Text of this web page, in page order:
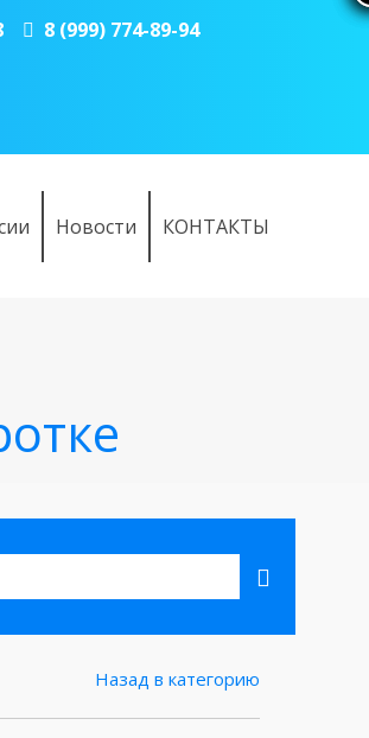
8 (999) 774-89-94
Новости КОНТАКТЫ
Назад в категорию